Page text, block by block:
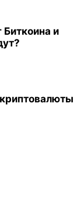
Биткоина и